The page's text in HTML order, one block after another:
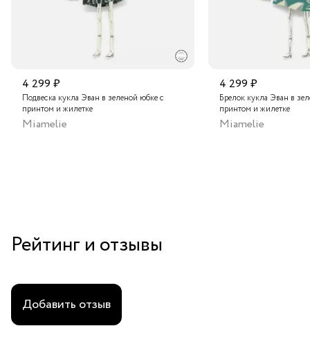
4 299 ₽
Подвеска кукла Эван в зеленой юбке с
принтом и жилетке
Miamelie
4 299 ₽
Брелок кукла Эван в
принтом и жилетке
Miamelie
Рейтинг и отзывы
Добавить отзыв